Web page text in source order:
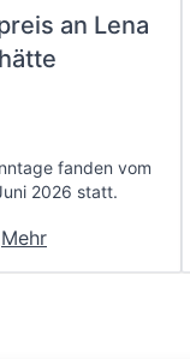
an Lena
fanden vom
2026 statt.
Mehr